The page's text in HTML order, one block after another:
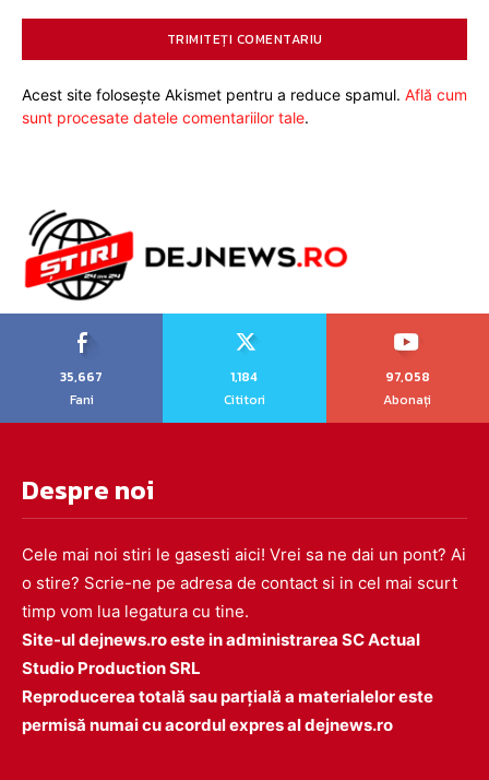
Acest site folosește Akismet pentru a reduce spamul. Află cum
sunt procesate datele comentariilor tale.
35,667
Fani
1,184
Cititori
97,058
Abonați
Despre noi
Cele mai noi stiri le gasesti aici! Vrei sa ne dai un pont? Ai
o stire? Scrie-ne pe adresa de contact si in cel mai scurt
timp vom lua legatura cu tine.
Site-ul dejnews.ro este in administrarea SC Actual
Studio Production SRL
Reproducerea totală sau parțială a materialelor este
permisă numai cu acordul expres al dejnews.ro